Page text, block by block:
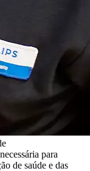
para
de saúde e das